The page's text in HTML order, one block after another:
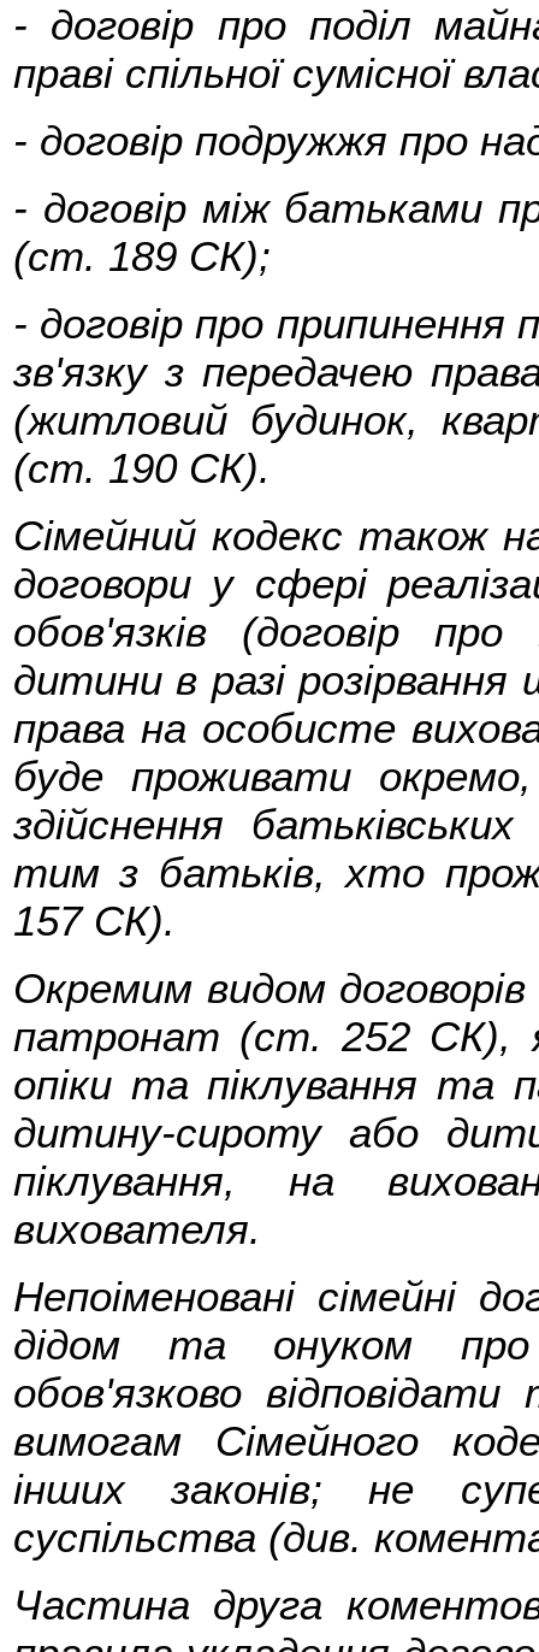
- договір про поділ
праві спільної сумісної
- договір подружжя про
- договір між батьками
(ст. 189 СК);
- договір про
зв'язку з передачею
(житловий будинок,
(ст. 190 СК).
Сімейний кодекс також
договори у сфері
обов'язків (договір
дитини в разі
права на особисте
буде проживати
здійснення
тим з батьків, хто
157 СК).
Окремим видом договорів
патронат (ст. 252 СК),
опіки та піклування та
дитину-сироту або
піклування, на
вихователя.
Непоіменовані сімейні
дідом та онуком
обов'язково
вимогам Сімейного
інших законів; не
суспільства (див.
Частина друга